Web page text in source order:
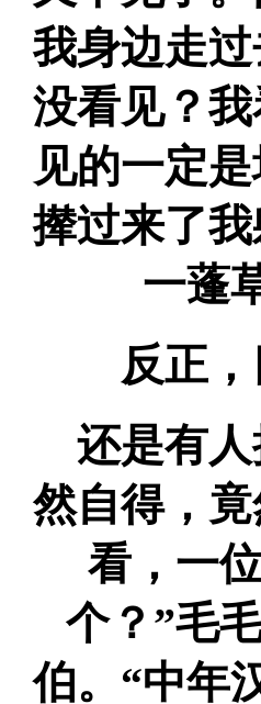
我身边走
没看见？
见的一定
撵过来了
一蓬
反正，
还是有人
然自得，
看，一
个？”毛
伯。“中年